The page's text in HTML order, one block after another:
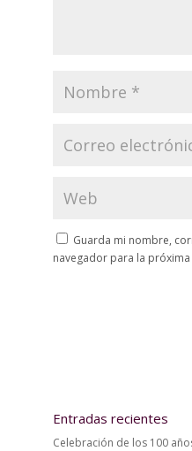
Guarda mi nombre,
navegador para la
Entradas recientes
Celebración de los 100